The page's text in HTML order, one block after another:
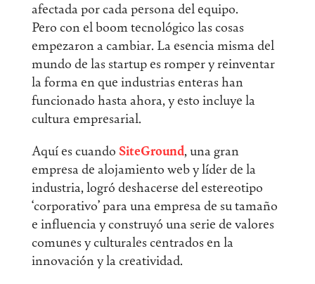
afectada por cada persona del equipo.
Pero con el boom tecnológico las cosas
empezaron a cambiar. La esencia misma del
mundo de las startup es romper y reinventar
la forma en que industrias enteras han
funcionado hasta ahora, y esto incluye la
cultura empresarial.
Aquí es cuando SiteGround, una gran
empresa de alojamiento web y líder de la
industria, logró deshacerse del estereotipo
‘corporativo’ para una empresa de su tamaño
e influencia y construyó una serie de valores
comunes y culturales centrados en la
innovación y la creatividad.